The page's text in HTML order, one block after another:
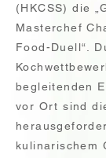
(HKCSS) die
Masterchef
Food-Duell“.
begleitenden
vor Ort sind
kulinarischem